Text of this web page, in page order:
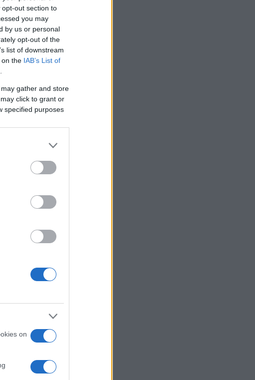
out section to
you may
by us or personal
opt-out of the
list of downstream
on the IAB’s List of
gather and store
click to grant or
specified purposes
on